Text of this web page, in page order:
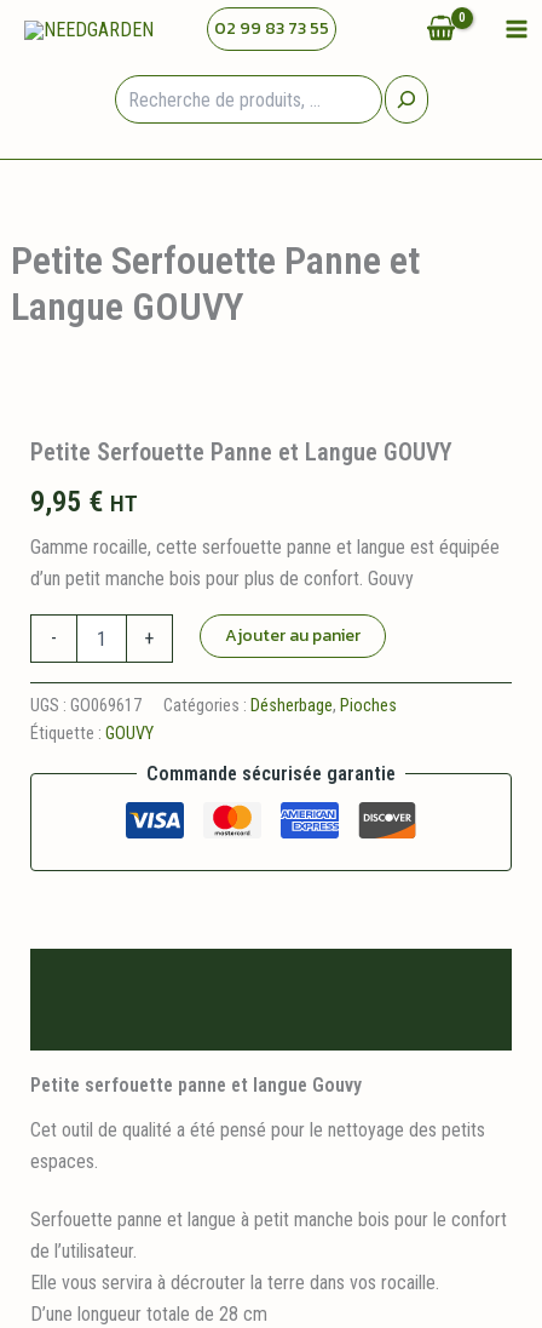
02 99 83 73 55
Petite Serfouette Panne et
Langue GOUVY
Petite Serfouette Panne et Langue GOUVY
9,95 € HT
Gamme rocaille, cette serfouette panne et langue est équipée
d’un petit manche bois pour plus de confort. Gouvy
-
Serfouette
Panne
Langue
+ Ajouter au panier
UGS : GO069617 Catégories : Désherbage, Pioches
Étiquette : GOUVY
Commande sécurisée garantie
Petite serfouette panne et langue Gouvy
Cet outil de qualité a été pensé pour le nettoyage des petits
espaces.
Serfouette panne et langue à petit manche bois pour le confort
de l’utilisateur.
Elle vous servira à décrouter la terre dans vos rocaille.
D’une longueur totale de 28 cm